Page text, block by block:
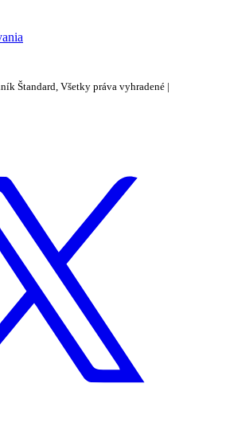
Štandard, Všetky práva vyhradené |